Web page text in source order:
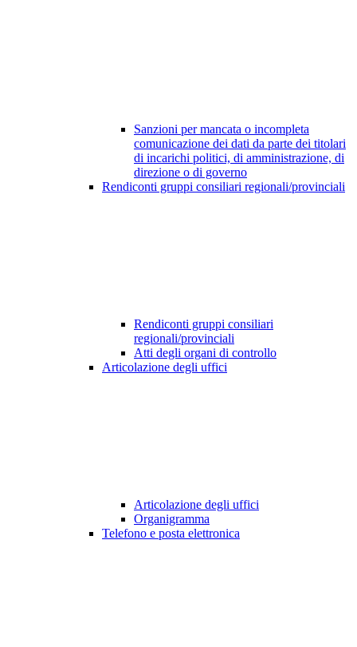
Sanzioni per mancata o incompleta
comunicazione dei dati da parte dei titolari
di incarichi politici, di amministrazione, di
direzione o di governo
Rendiconti gruppi consiliari regionali/provinciali
Rendiconti gruppi consiliari
regionali/provinciali
Atti degli organi di controllo
Articolazione degli uffici
Articolazione degli uffici
Organigramma
Telefono e posta elettronica